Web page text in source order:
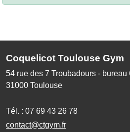
Coquelicot Toulouse Gym
54 rue des 7 Troubadours - bureau
31000 Toulouse
Tél. : 07 69 43 26 78
contact@ctgym.fr